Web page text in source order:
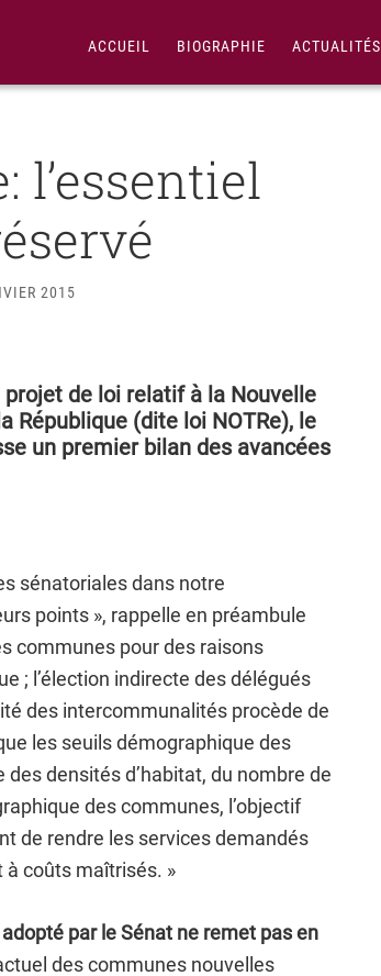
ACCUEIL BIOGRAPHIE ACTUALITÉS
l’essentiel
2015
de loi relatif à la Nouvelle
République (dite loi NOTRe), le
un premier bilan des avancées
sénatoriales dans notre
points », rappelle en préambule
communes pour des raisons
; l’élection indirecte des délégués
des intercommunalités procède de
les seuils démographique des
densités d’habitat, du nombre de
des communes, l’objectif
de rendre les services demandés
à coûts maîtrisés. »
par le Sénat ne remet pas en
des communes nouvelles